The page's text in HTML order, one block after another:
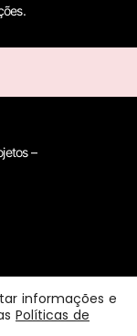
–
informações e
Políticas de